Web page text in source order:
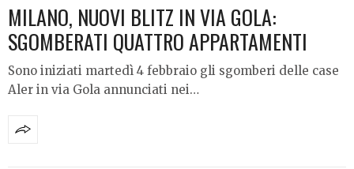
MILANO, NUOVI BLITZ IN VIA GOLA:
SGOMBERATI QUATTRO APPARTAMENTI
Sono iniziati martedì 4 febbraio gli sgomberi delle case
Aler in via Gola annunciati nei…